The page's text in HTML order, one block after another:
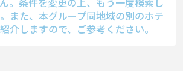
また、本グループ同地域の別のホテ
介しますので、ご参考ください。